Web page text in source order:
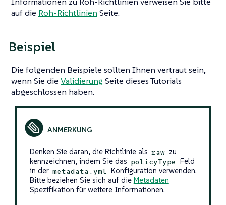
auf die Roh-Richtlinien Seite.
Beispiel
Die folgenden Beispiele sollten Ihnen vertraut sein,
wenn Sie die Validierung Seite dieses Tutorials
abgeschlossen haben.
Denken Sie daran, die Richtlinie als raw zu
kennzeichnen, indem Sie das policyType Feld
in der metadata.yml
Konfiguration verwenden.
Bitte beziehen Sie sich auf die Metadaten
Spezifikation für weitere Informationen.